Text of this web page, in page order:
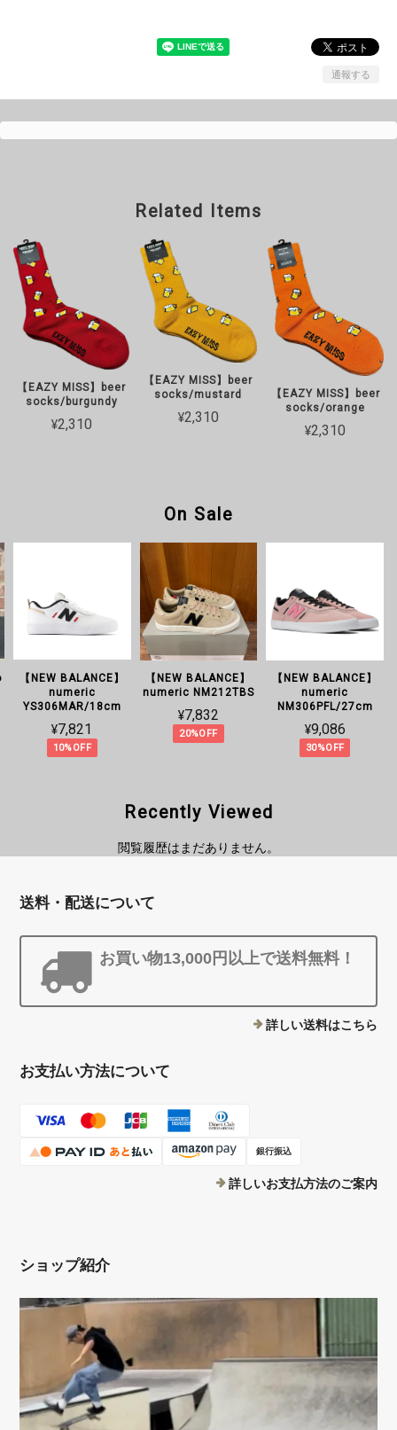
通報する
Related Items
【EAZY MISS】beer
socks/burgundy
¥2,310
【EAZY MISS】beer
socks/mustard
¥2,310
【EAZY MISS】beer
socks/orange
¥2,310
On Sale
【NEW BALANCE】
numeric
YS306MAR/18cm
¥7,821
10%OFF
【NEW BALANCE】
numeric NM212TBS
¥7,832
20%OFF
【NEW BALANCE】
numeric
NM306PFL/27cm
¥9,086
30%OFF
Recently Viewed
閲覧履歴はまだありません。
送料・配送について
お買い物13,000円以上で送料無料！
詳しい送料はこちら
お支払い方法について
銀行振込
詳しいお支払方法のご案内
ショップ紹介